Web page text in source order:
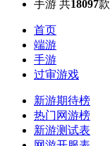
手游 共18097款
首页
端游
手游
过审游戏
新游期待榜
热门网游榜
新游测试表